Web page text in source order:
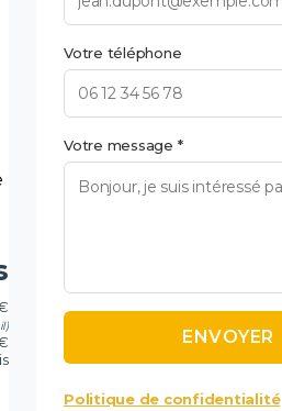
Votre téléphone
Votre message *
Politique de confidentialité